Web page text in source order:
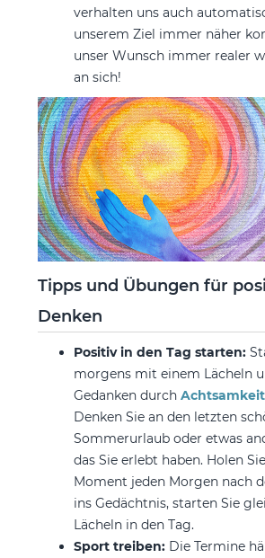
verhalten uns auch
unserem Ziel immer näher
unser Wunsch immer realer
an sich!
Tipps und Übungen für
Denken
Positiv in den Tag starten:
morgens mit einem Lächeln
Gedanken durch Achtsamkeit
Denken Sie an den letzten
Sommerurlaub oder etwas
das Sie erlebt haben. Holen
Moment jeden Morgen nach
ins Gedächtnis, starten Sie
Lächeln in den Tag.
Sport treiben: Die Termine